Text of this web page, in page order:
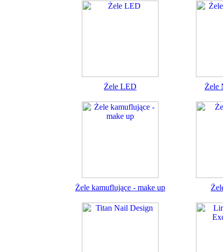
Żele LED Żele
Żele kamuflujące - make up